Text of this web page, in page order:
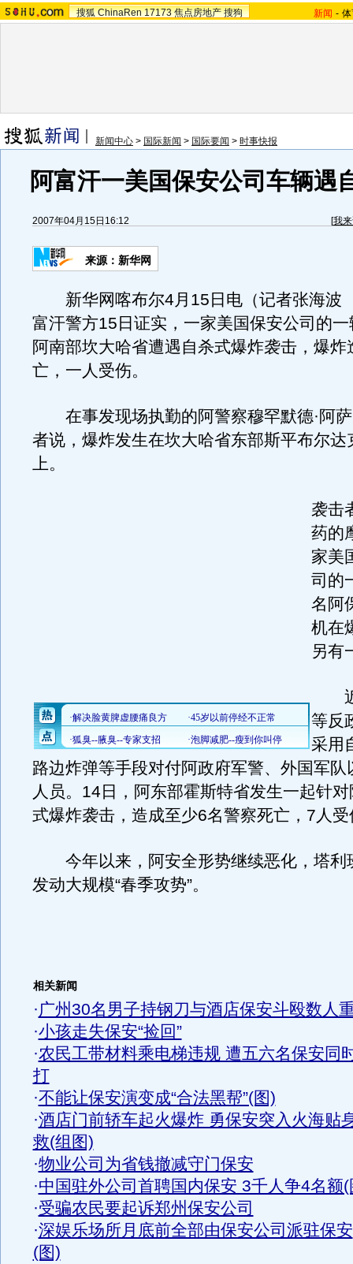
搜狐 ChinaRen 17173 焦点房地产 搜狗 新闻 -
新闻中心 > 国际新闻 > 国际要闻 > 时事快报
阿富汗一美国保安公司车辆遇
2007年04月15日16:12 [我
来源：新华网
新华网喀布尔4月15日电（记者张海波
富汗警方15日证实，一家美国保安公司的
阿南部坎大哈省遭遇自杀式爆炸袭击，爆炸
亡，一人受伤。
在事发现场执勤的阿警察穆罕默德·阿萨
者说，爆炸发生在坎大哈省东部斯平布尔达
上。
袭击
药的
家美
司的
名阿
机在
另有
近
等反
采用
路边炸弹等手段对付阿政府军警、外国军队
人员。14日，阿东部霍斯特省发生一起针
式爆炸袭击，造成至少6名警察死亡，7人受
今年以来，阿安全形势继续恶化，塔利
发动大规模“春季攻势”。
相关新闻
·广州30名男子持钢刀与酒店保安斗殴数人
·小孩走失保安“捡回”
·农民工带材料乘电梯违规 遭五六名保安同
打
·不能让保安演变成“合法黑帮”(图)
·酒店门前轿车起火爆炸 勇保安突入火海贴
救(组图)
·物业公司为省钱撤减守门保安
·中国驻外公司首聘国内保安 3千人争4名额(
·受骗农民要起诉郑州保安公司
·深娱乐场所月底前全部由保安公司派驻保安
(图)